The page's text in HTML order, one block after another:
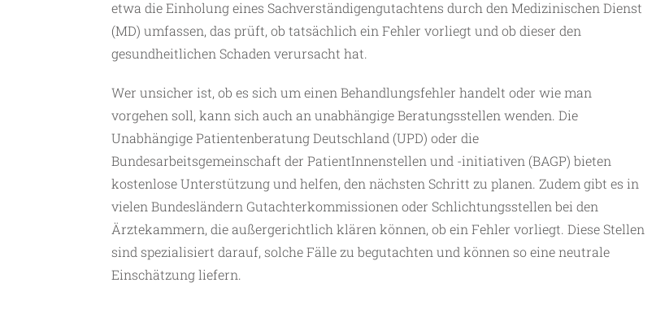
etwa die Einholung eines Sachverständigengutachtens durch den Medizinischen Dienst
(MD) umfassen, das prüft, ob tatsächlich ein Fehler vorliegt und ob dieser den
gesundheitlichen Schaden verursacht hat.
Wer unsicher ist, ob es sich um einen Behandlungsfehler handelt oder wie man
vorgehen soll, kann sich auch an unabhängige Beratungsstellen wenden. Die
Unabhängige Patientenberatung Deutschland (UPD) oder die
Bundesarbeitsgemeinschaft der PatientInnenstellen und -initiativen (BAGP) bieten
kostenlose Unterstützung und helfen, den nächsten Schritt zu planen. Zudem gibt es in
vielen Bundesländern Gutachterkommissionen oder Schlichtungsstellen bei den
Ärztekammern, die außergerichtlich klären können, ob ein Fehler vorliegt. Diese Stellen
sind spezialisiert darauf, solche Fälle zu begutachten und können so eine neutrale
Einschätzung liefern.